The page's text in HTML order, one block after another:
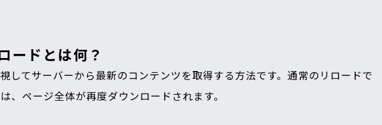
ードとは何？
てサーバーから最新のコンテンツを取得する方法です。通常のリロードで
ページ全体が再度ダウンロードされます。